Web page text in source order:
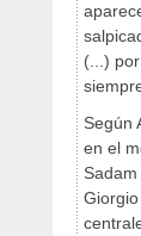
(...)
Según
en el